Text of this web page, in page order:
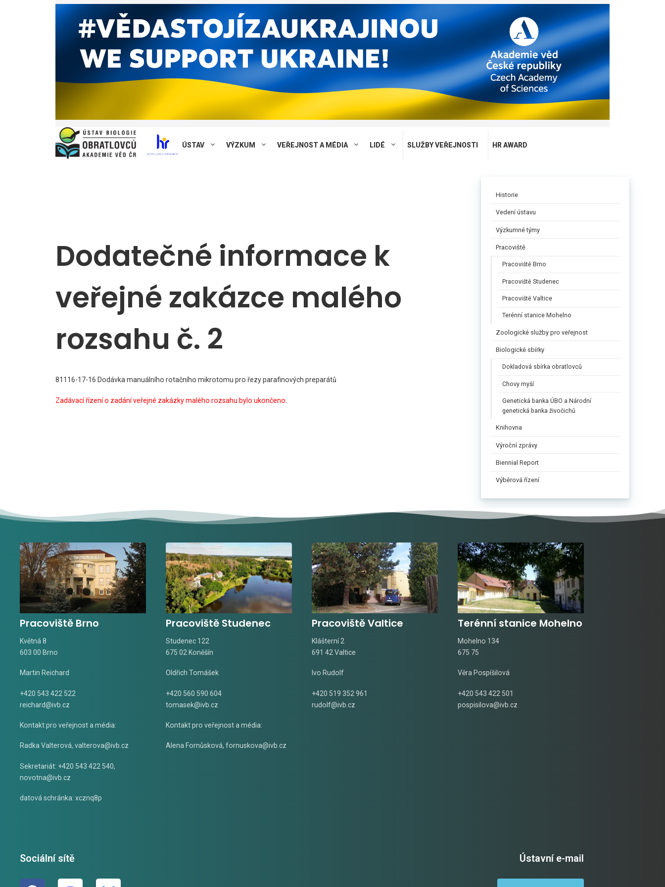
ÚSTAV VÝZKUM VEŘEJNOST A MÉDIA LIDÉ SLUŽBY VEŘEJNOSTI HR AWARD
Dodatečné informace k
veřejné zakázce malého
rozsahu č. 2
81116-17-16 Dodávka manuálního rotačního mikrotomu pro řezy parafinových preparátů
Zadávací řízení o zadání veřejné zakázky malého rozsahu bylo ukončeno.
Historie
Vedení ústavu
Výzkumné týmy
Pracoviště
Pracoviště Brno
Pracoviště Studenec
Pracoviště Valtice
Terénní stanice Mohelno
Zoologické služby pro veřejnost
Biologické sbírky
Dokladová sbírka obratlovců
Chovy myší
Genetická banka ÚBO a Národní
genetická banka živočichů
Knihovna
Výroční zprávy
Biennial Report
Výběrová řízení
Pracoviště Brno
Květná 8
603 00 Brno
Martin Reichard
+420 543 422 522
reichard@ivb.cz
Kontakt pro veřejnost a média:
Radka Valterová, valterova@ivb.cz
Sekretariát: +420 543 422 540,
novotna@ivb.cz
datová schránka: xcznq8p
Pracoviště Studenec
Studenec 122
675 02 Koněšín
Oldřich Tomášek
+420 560 590 604
tomasek@ivb.cz
Kontakt pro veřejnost a média:
Alena Fornůsková, fornuskova@ivb.cz
Pracoviště Valtice
Klášterní 2
691 42 Valtice
Ivo Rudolf
+420 519 352 961
rudolf@ivb.cz
Terénní stanice Mohelno
Mohelno 134
675 75
Věra Pospíšilová
+420 543 422 501
pospisilova@ivb.cz
Sociální sítě Ústavní e-mail